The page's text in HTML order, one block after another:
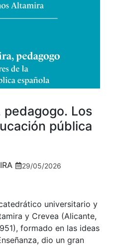
pedagogo. Los
pública
29/05/2026
universitario y
y Crevea (Alicante,
formado en las ideas
dio un gran